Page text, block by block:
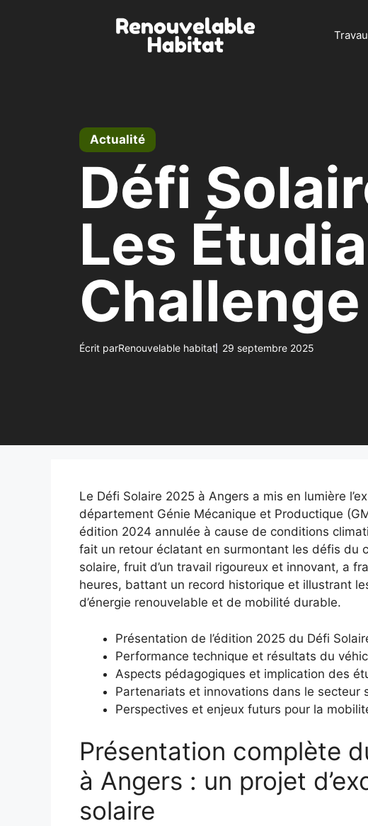
Actualité
Défi
Les
Écrit parRenouvelable habitat 29 septembre 2025
Le Défi Solaire 2025 à Angers a mis en lumière
département Génie Mécanique et Productique
édition 2024 annulée à cause de conditions
fait un retour éclatant en surmontant les défis du
solaire, fruit d’un travail rigoureux et innovant, a
heures, battant un record historique et illustrant
d’énergie renouvelable et de mobilité durable.
Présentation de l’édition 2025 du Défi
Performance technique et résultats du
Aspects pédagogiques et implication des
Partenariats et innovations dans le secteur
Perspectives et enjeux futurs pour la
Présentation complète
à Angers : un projet
solaire